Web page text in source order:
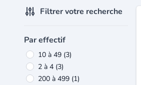
Filtrer votre recherche
Par effectif
10 à 49 (3)
2 à 4 (3)
200 à 499 (1)